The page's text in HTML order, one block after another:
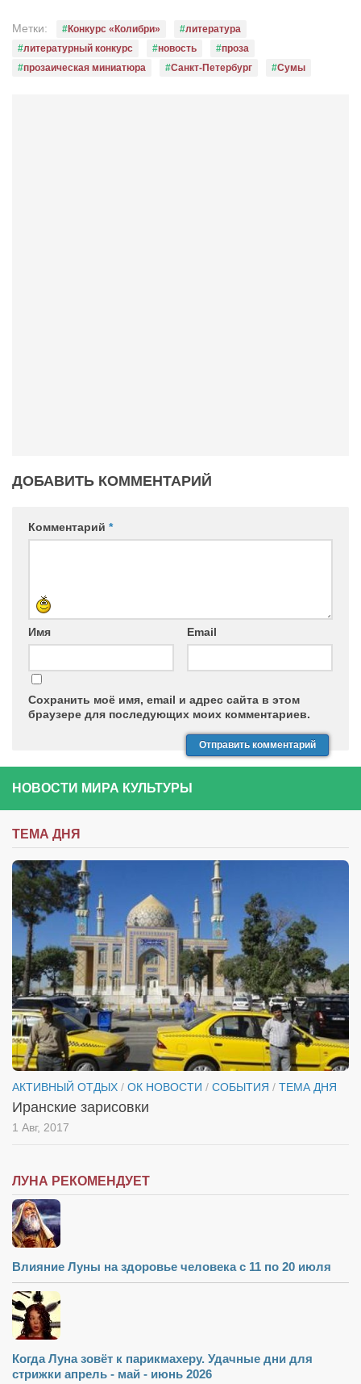
Метки: Конкурс «Колибри»
литература
литературный конкурс
новость
проза
прозаическая миниатюра
Санкт-Петербург Сумы
ДОБАВИТЬ КОММЕНТАРИЙ
Комментарий *
Имя Email
Сохранить моё имя, email и адрес сайта в этом
браузере для последующих моих комментариев.
НОВОСТИ МИРА КУЛЬТУРЫ
ТЕМА ДНЯ
АКТИВНЫЙ ОТДЫХ / ОК НОВОСТИ / СОБЫТИЯ / ТЕМА ДНЯ
Иранские зарисовки
1 Авг, 2017
ЛУНА РЕКОМЕНДУЕТ
Влияние Луны на здоровье человека с 11 по 20 июля
Когда Луна зовёт к парикмахеру. Удачные дни для
стрижки апрель - май - июнь 2026